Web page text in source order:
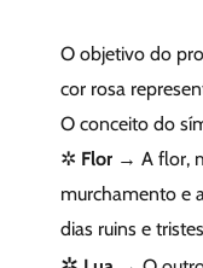
O objetivo do
cor rosa
O conceito do
✲ Flor → A flor,
murchamento e
dias ruins e